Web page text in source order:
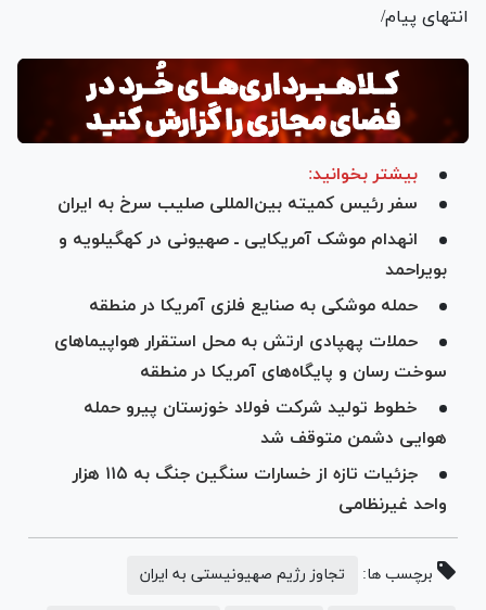
انتهای پیام/
بیشتر بخوانید:
سفر رئیس کمیته بین‌المللی صلیب سرخ به ایران
انهدام موشک آمریکایی ـ صهیونی در کهگیلویه و
بویراحمد
حمله موشکی به صنایع فلزی آمریکا در منطقه
حملات پهپادی ارتش به محل استقرار هواپیما‌های
سوخت رسان و پایگاه‌های آمریکا در منطقه
خطوط تولید شرکت فولاد خوزستان پیرو حمله
هوایی دشمن متوقف شد
جزئیات تازه از خسارات سنگین جنگ به ۱۱۵ هزار
واحد غیرنظامی
برچسب ها: تجاوز رژیم صهیونیستی به ایران